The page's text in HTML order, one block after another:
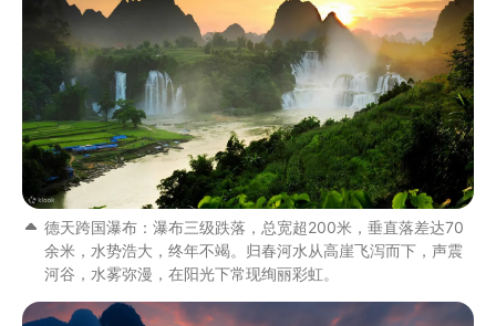
德天跨国瀑布：瀑布三级跌落，总宽超200米，垂直落差达70
余米，水势浩大，终年不竭。归春河水从高崖飞泻而下，声震
河谷，水雾弥漫，在阳光下常现绚丽彩虹。